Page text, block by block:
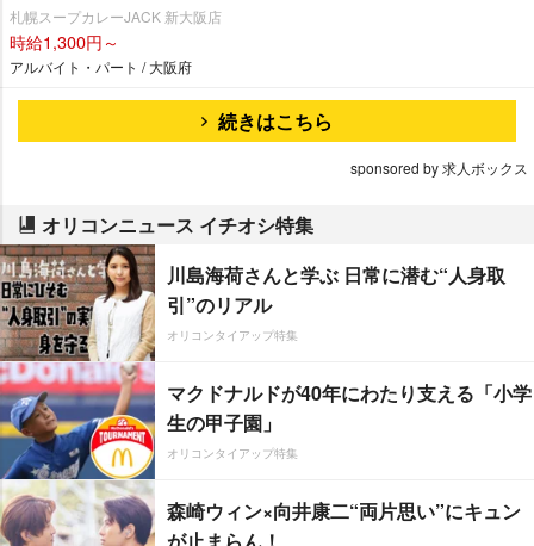
札幌スープカレーJACK 新大阪店
時給1,300円～
アルバイト・パート / 大阪府
続きはこちら
sponsored by 求人ボックス
オリコンニュース イチオシ特集
川島海荷さんと学ぶ 日常に潜む“人身取
引”のリアル
オリコンタイアップ特集
マクドナルドが40年にわたり支える「小学
生の甲子園」
オリコンタイアップ特集
森崎ウィン×向井康二“両片思い”にキュン